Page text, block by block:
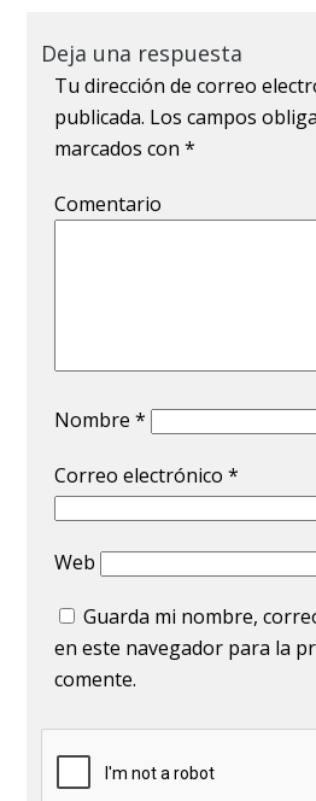
Deja una respuesta
Tu dirección de correo
publicada. Los campos
marcados con*
Comentario
Nombre*
Correo electrónico*
Web
Guarda mi nombre,
en este navegador para la
comente.